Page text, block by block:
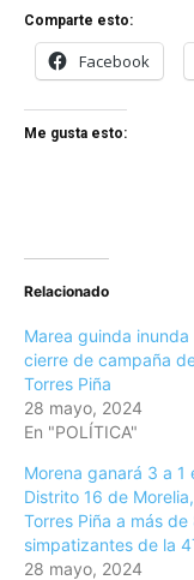
Comparte esto:
Facebook
Me gusta esto:
Relacionado
Marea guinda inunda
cierre de campaña
Torres Piña
28 mayo, 2024
En "POLÍTICA"
Morena ganará 3 a 1
Distrito 16 de
Torres Piña a más de
simpatizantes de la
28 mayo, 2024